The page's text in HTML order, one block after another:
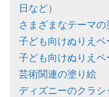
日など）
さまざまなテーマの
子ども向けぬりえ
子ども向けぬりえ
芸術関連の塗り絵
ディズニーのクラ